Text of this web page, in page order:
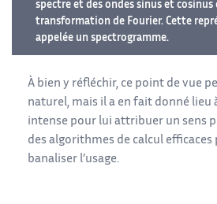
spectre et des ondes sinus et cosinus
transformation de Fourier. Cette
appelée un spectrogramme.
À bien y réfléchir, ce point de vue
naturel, mais il a en fait donné lieu
intense pour lui attribuer un sens
des algorithmes de calcul efficaces
banaliser l’usage.